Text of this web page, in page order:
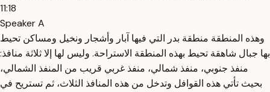
11:18
Speaker A
وهذه المنطقة منطقة بدر التي فيها آبار وأشجار ونخيل ومساكن تحيط
بها جبال شاهقة تحيط بهذه المنطقة الاستراحة. وليس لها إلا ثلاثة منافذ:
منفذ جنوبي، منفذ شمالي، منفذ غربي قريب من المنفذ الشمالي،
بحيث تأتي هذه القوافل وتدخل من هذه المنافذ الثلاث، ثم تستريح في